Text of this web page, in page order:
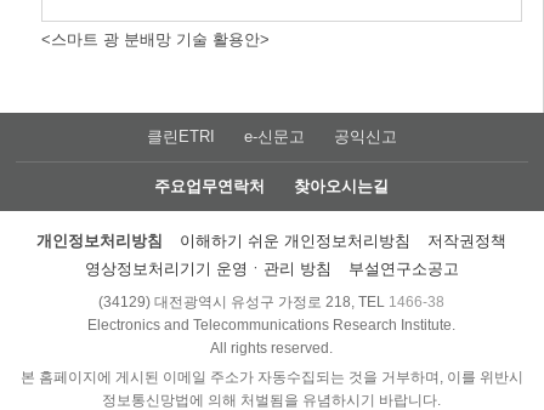
<스마트 광 분배망 기술 활용안>
클린ETRI e-신문고 공익신고
주요업무연락처 찾아오시는길
개인정보처리방침 이해하기 쉬운 개인정보처리방침
저작권정책
영상정보처리기기 운영ㆍ관리 방침
부설연구소공고
(34129) 대전광역시 유성구 가정로 218, TEL 1466-38
Electronics and Telecommunications Research Institute.
All rights reserved.
본 홈페이지에 게시된 이메일 주소가 자동수집되는 것을 거부하며, 이를 위반시
정보통신망법에 의해 처벌됨을 유념하시기 바랍니다.